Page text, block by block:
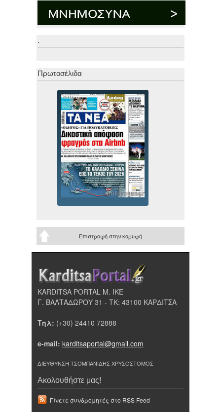
.
.
Πρωτοσέλιδα
Επιστροφή στην κορυφή
KARDITSA PORTAL Μ. ΙΚΕ
Γ. ΒΑΛΤΑΔΩΡΟΥ 31 - ΤΚ: 43100 ΚΑΡΔΙΤΣΑ
Τηλ: (+30) 24410 72888
e-mail: karditsaportal@gmail.com
ΔΙΕΥΘΥΝΣΗ ΤΣΟΜΠΑΝΙΔΗΣ ΧΡΥΣΟΣΤΟΜΟΣ
Ακολουθήστε μας!
Γίνετε συνδρομητές στο RSS Feed